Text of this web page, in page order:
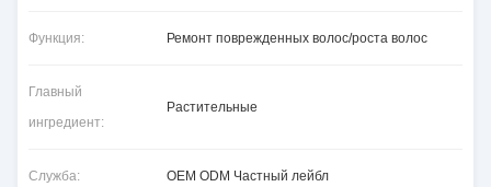
Функция: Ремонт поврежденных волос/роста волос
Главный
ингредиент:
Растительные
Служба: OEM ODM Частный лейбл